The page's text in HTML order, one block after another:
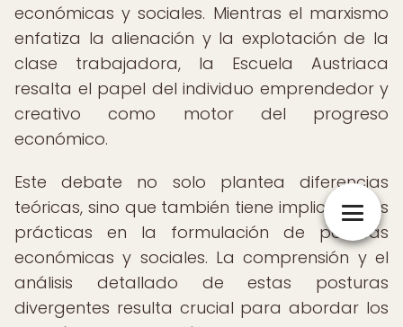
económicas y sociales. Mientras el marxismo
enfatiza la alienación y la explotación de la
clase trabajadora, la Escuela Austriaca
resalta el papel del individuo emprendedor y
creativo como motor del progreso
económico.
Este debate no solo plantea diferencias
teóricas, sino que también tiene implicaciones
prácticas en la formulación de políticas
económicas y sociales. La comprensión y el
análisis detallado de estas posturas
divergentes resulta crucial para abordar los